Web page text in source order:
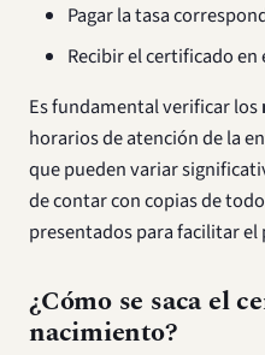
Pagar la tasa
Recibir el certificado
Es fundamental verificar los
horarios de atención de la
que pueden variar
de contar con copias de
presentados para facilitar el
¿Cómo se saca el
nacimiento?